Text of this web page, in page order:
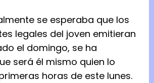
se esperaba que los
legales del joven emitieran
el domingo, se ha
será él mismo quien lo
horas de este lunes.